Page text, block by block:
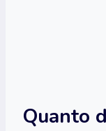
Quanto